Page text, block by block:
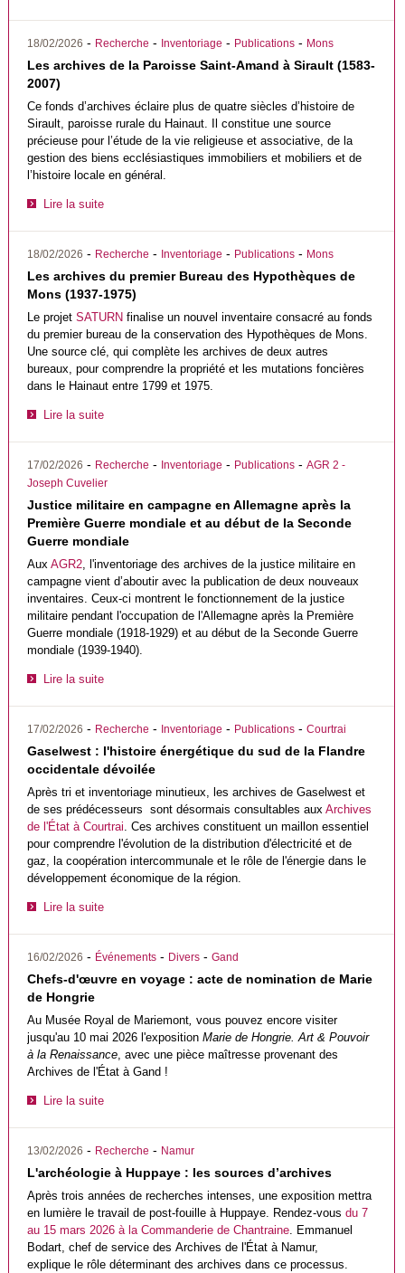
18/02/2026 - Recherche - Inventoriage - Publications - Mons
Les archives de la Paroisse Saint-Amand à Sirault (1583-
2007)
Ce fonds d’archives éclaire plus de quatre siècles d’histoire de
Sirault, paroisse rurale du Hainaut. Il constitue une source
précieuse pour l’étude de la vie religieuse et associative, de la
gestion des biens ecclésiastiques immobiliers et mobiliers et de
l’histoire locale en général.
Lire la suite
18/02/2026 - Recherche - Inventoriage - Publications - Mons
Les archives du premier Bureau des Hypothèques de
Mons (1937-1975)
Le projetSATURN finalise un nouvel inventaire consacré au fonds
du premier bureau de la conservation des Hypothèques de Mons.
Une source clé, qui complète les archives de deux autres
bureaux, pour comprendre la propriété et les mutations foncières
dans le Hainaut entre 1799 et 1975.
Lire la suite
17/02/2026 - Recherche - Inventoriage - Publications -AGR 2 -
Joseph Cuvelier
Justice militaire en campagne en Allemagne après la
Première Guerre mondiale et au début de la Seconde
Guerre mondiale
AuxAGR2, l'inventoriage des archives de la justice militaire en
campagne vient d’aboutir avec la publication de deux nouveaux
inventaires. Ceux-ci montrent le fonctionnement de la justice
militaire pendant l'occupation de l'Allemagne après la Première
Guerre mondiale (1918-1929) et au début de la Seconde Guerre
mondiale (1939-1940).
Lire la suite
17/02/2026 - Recherche - Inventoriage - Publications -Courtrai
Gaselwest : l'histoire énergétique du sud de la Flandre
occidentale dévoilée
Après tri et inventoriage minutieux, les archives de Gaselwest et
de ses prédécesseurs sont désormais consultables auxArchives
de l'État à Courtrai. Ces archives constituent un maillon essentiel
pour comprendre l'évolution de la distribution d'électricité et de
gaz, la coopération intercommunale et le rôle de l'énergie dans le
développement économique de la région.
Lire la suite
16/02/2026 - Événements - Divers -Gand
Chefs-d'œuvre en voyage : acte de nomination de Marie
de Hongrie
Au Musée Royal de Mariemont ,vous pouvez encore visiter
jusqu'au 10 mai 2026 l'expositionMarie de Hongrie. Art & Pouvoir
à la Renaissance , avec une pièce maîtresse provenant des
Archives de l'État à Gand !
Lire la suite
13/02/2026 - Recherche - Namur
L'archéologie à Huppaye : les sources d’archives
Après trois années de recherches intenses, une exposition mettra
en lumière le travail de post-fouille à Huppaye. Rendez-vousdu 7
au 15 mars 2026 à laCommanderie de Chantraine . Emmanuel
Bodart, chef de service des Archives de l'État à Namur,
explique le rôle déterminant des archives dans ce processus.